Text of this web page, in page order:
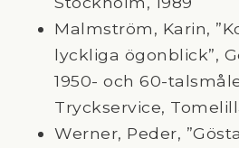
Malmström, Karin,
lyckliga ögonblick”,
1950- och 60-
Tryckservice,
Werner, Peder,